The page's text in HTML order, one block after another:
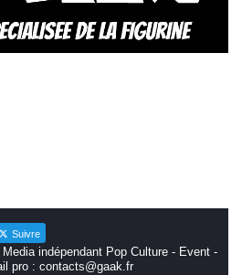
Suivre
indépendant Pop Culture - Event -
pro : contacts@gaak.fr